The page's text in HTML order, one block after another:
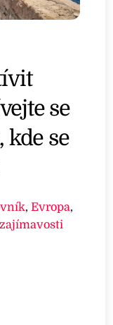
se
kde se
,Evropa,
zajímavosti